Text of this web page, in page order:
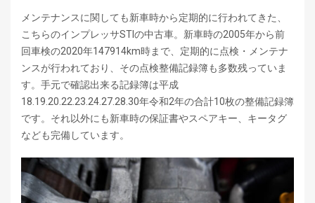
メンテナンスに関しても新車時から定期的に行われてきた、
こちらのインプレッサSTIの中古車。新車時の2005年から前
回車検の2020年147914km時まで、定期的に点検・メンテナ
ンスが行われており、その点検整備記録簿も多数残っていま
す。手元で確認出来る記録簿は平成
18.19.20.22.23.24.27.28.30年令和2年の合計10枚の整備記録簿
です。それ以外にも新車時の保証書やスペアキー、キータグ
なども完備しています。